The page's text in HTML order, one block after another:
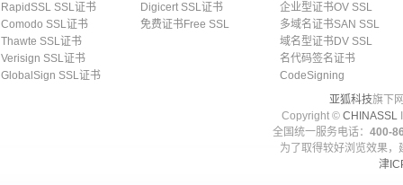
RapidSSL SSL证书
Comodo SSL证书
Thawte SSL证书
Verisign SSL证书
GlobalSign SSL证书
Digicert SSL证书
免费证书Free SSL
企业型证书OV SSL
多域名证书SAN SSL
域名型证书DV SSL
名代码签名证书
CodeSigning
亚狐科技旗下
Copyright © CHINASSL
全国统一服务电话： 400-
为了取得较好浏览效果
津